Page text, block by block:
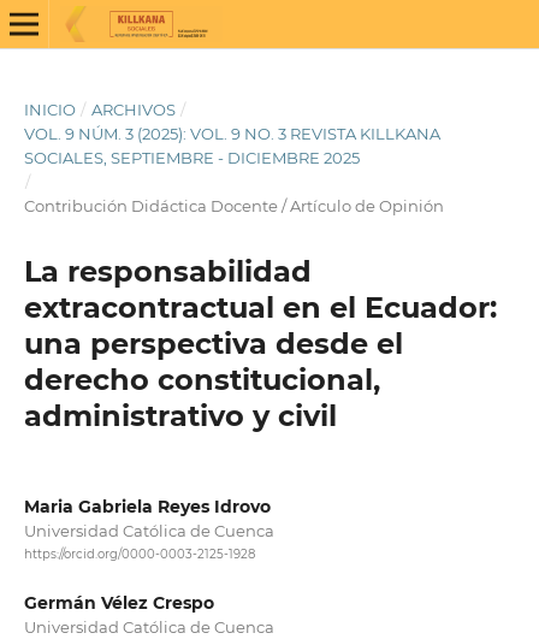
INICIO / ARCHIVOS /
VOL. 9 NÚM. 3 (2025): VOL. 9 NO. 3 REVISTA KILLKANA
SOCIALES, SEPTIEMBRE - DICIEMBRE 2025
/
Contribución Didáctica Docente / Artículo de Opinión
La responsabilidad
extracontractual en el Ecuador:
una perspectiva desde el
derecho constitucional,
administrativo y civil
Maria Gabriela Reyes Idrovo
Universidad Católica de Cuenca
https://orcid.org/0000-0003-2125-1928
Germán Vélez Crespo
Universidad Católica de Cuenca